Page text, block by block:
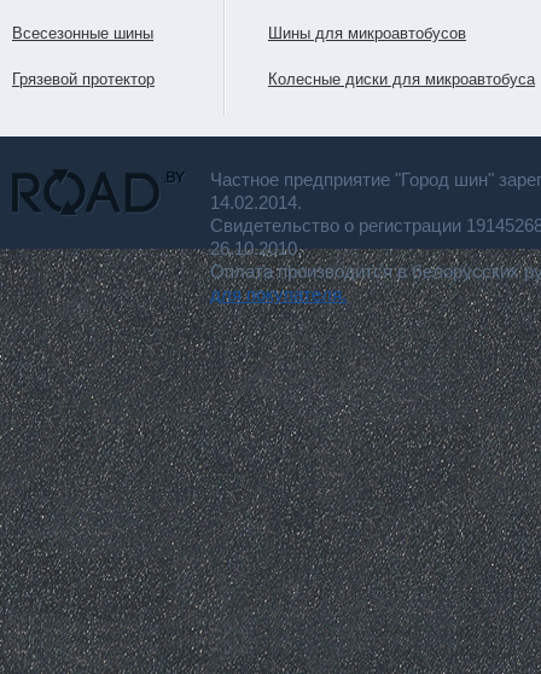
Всесезонные шины
Грязевой протектор
Шины для микроавтобусов
Колесные диски для микроавтобуса
Частное предприятие "Город шин"
14.02.2014.
Свидетельство о регистрации
26.10.2010.
Оплата производится в белорусских
для покупателя.